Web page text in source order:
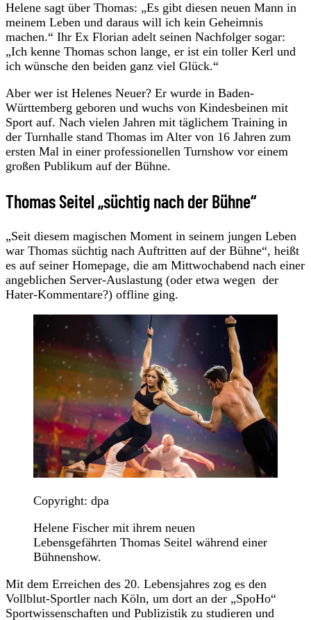
Helene sagt über Thomas: „Es gibt diesen neuen Mann in
meinem Leben und daraus will ich kein Geheimnis
machen.“ Ihr Ex Florian adelt seinen Nachfolger sogar:
„Ich kenne Thomas schon lange, er ist ein toller Kerl und
ich wünsche den beiden ganz viel Glück.“
Aber wer ist Helenes Neuer? Er wurde in Baden-
Württemberg geboren und wuchs von Kindesbeinen mit
Sport auf. Nach vielen Jahren mit täglichem Training in
der Turnhalle stand Thomas im Alter von 16 Jahren zum
ersten Mal in einer professionellen Turnshow vor einem
großen Publikum auf der Bühne.
Thomas Seitel „süchtig nach der Bühne“
„Seit diesem magischen Moment in seinem jungen Leben
war Thomas süchtig nach Auftritten auf der Bühne“, heißt
es auf seiner Homepage, die am Mittwochabend nach einer
angeblichen Server-Auslastung (oder etwa wegen der
Hater-Kommentare?) offline ging.
Copyright: dpa
Helene Fischer mit ihrem neuen
Lebensgefährten Thomas Seitel während einer
Bühnenshow.
Mit dem Erreichen des 20. Lebensjahres zog es den
Vollblut-Sportler nach Köln, um dort an der „SpoHo“
Sportwissenschaften und Publizistik zu studieren und